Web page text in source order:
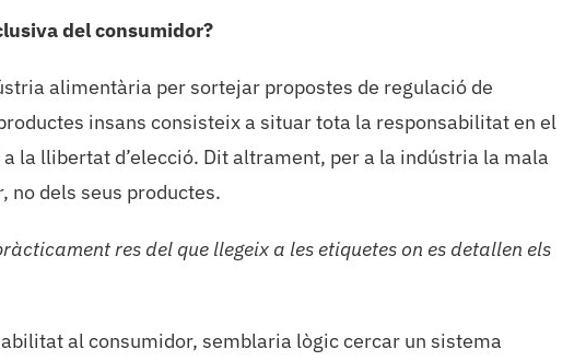
del consumidor?
alimentària per sortejar propostes de regulació de
insans consisteix a situar tota la responsabilitat en el
la llibertat d’elecció. Dit altrament, per a la indústria la mala
no dels seus productes.
res del que llegeix a les etiquetes on es detallen els
al consumidor, semblaria lògic cercar un sistema